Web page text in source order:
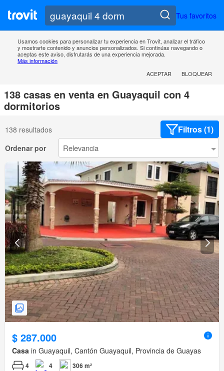
Tus favoritos
Usamos cookies para personalizar tu experiencia en Trovit, analizar el tráfico
y mostrarte contenido y anuncios personalizados. Si continúas navegando o
aceptas este aviso, disfrutarás de una experiencia mejorada.
Más información
ACEPTAR
BLOQUEAR
138 casas en venta en Guayaquil con 4
dormitorios
138 resultados Filtros (1)
Ordenar por
$ 287.000
Casa in Guayaquil, Cantón Guayaquil, Provincia de Guayas
4 4 306 m²